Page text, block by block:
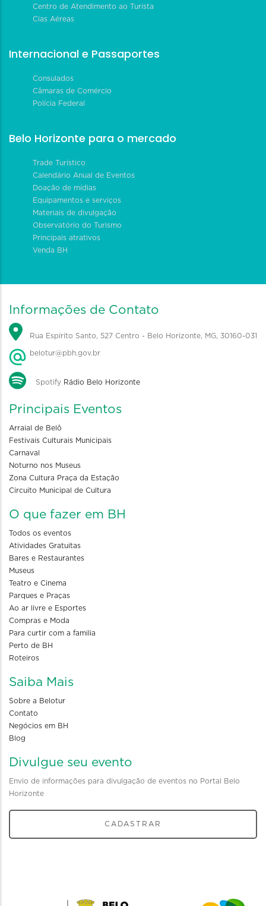
Centro de Atendimento ao Turista
Cias Aéreas
Internacional e Passaportes
Consulados
Câmaras de Comércio
Polícia Federal
Belo Horizonte para o mercado
Trade Turístico
Calendário Anual de Eventos
Doação de mídias
Equipamentos e serviços
Materiais de divulgação
Observatório do Turismo
Principais atrativos
Venda BH
Informações de Contato
Rua Espírito Santo, 527 Centro - Belo Horizonte, MG, 30160-031
belotur@pbh.gov.br
Spotify Rádio Belo Horizonte
Principais Eventos
Arraial de Belô
Festivais Culturais Municipais
Carnaval
Noturno nos Museus
Zona Cultura Praça da Estação
Circuito Municipal de Cultura
O que fazer em BH
Todos os eventos
Atividades Gratuitas
Bares e Restaurantes
Museus
Teatro e Cinema
Parques e Praças
Ao ar livre e Esportes
Compras e Moda
Para curtir com a familia
Perto de BH
Roteiros
Saiba Mais
Sobre a Belotur
Contato
Negócios em BH
Blog
Divulgue seu evento
Envio de informações para divulgação de eventos no Portal Belo
Horizonte
CADASTRAR